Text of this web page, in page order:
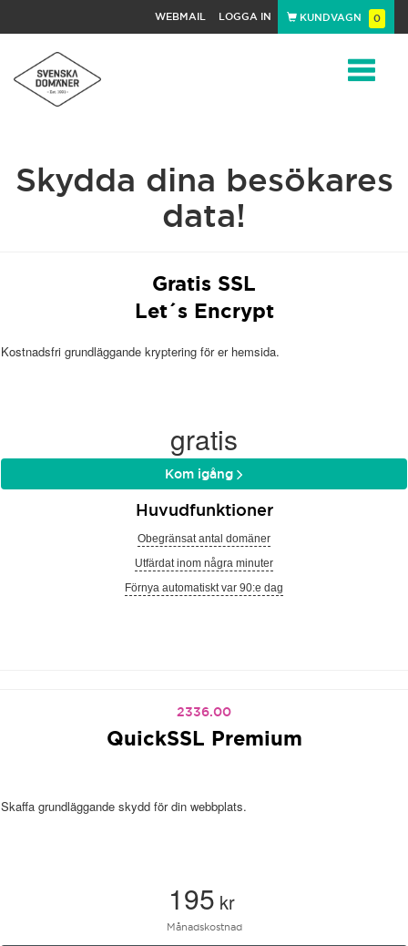
WEBMAIL LOGGA IN KUNDVAGN 0
Skydda dina besökares
data!
Gratis SSL
Let´s Encrypt
Kostnadsfri grundläggande kryptering för er hemsida.
gratis
Kom igång
Huvudfunktioner
Obegränsat antal domäner
Utfärdat inom några minuter
Förnya automatiskt var 90:e dag
2336.00
QuickSSL Premium
Skaffa grundläggande skydd för din webbplats.
195 kr
Månadskostnad